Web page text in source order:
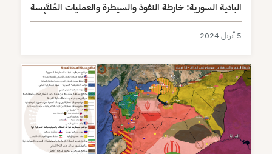
البادية السورية: خارطة النفوذ والسيطرة والعمليات المُلتَبِسة
5 أبريل 2024